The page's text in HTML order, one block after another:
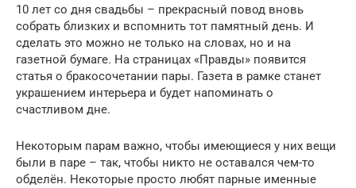
10 лет со дня свадьбы – прекрасный повод вновь
собрать близких и вспомнить тот памятный день. И
сделать это можно не только на словах, но и на
газетной бумаге. На страницах «Правды» появится
статья о бракосочетании пары. Газета в рамке станет
украшением интерьера и будет напоминать о
счастливом дне.
Некоторым парам важно, чтобы имеющиеся у них вещи
были в паре – так, чтобы никто не оставался чем-то
обделён. Некоторые просто любят парные именные